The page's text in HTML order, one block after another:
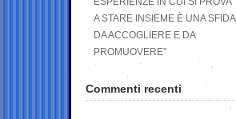
A STARE INSIEME È UNA SFIDA
DA ACCOGLIERE E DA
PROMUOVERE”
Commenti recenti